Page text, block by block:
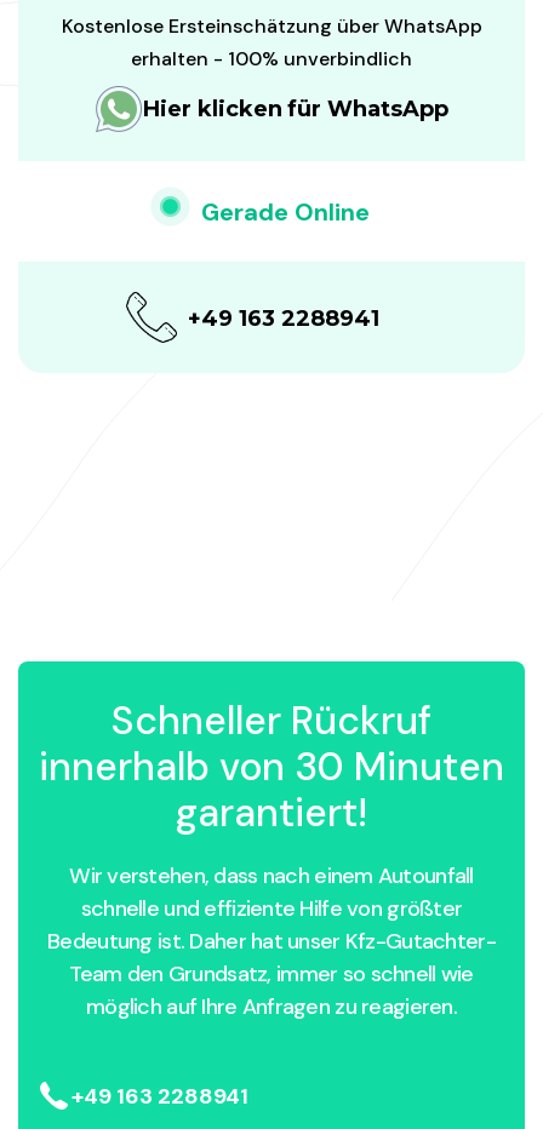
Kostenlose Ersteinschätzung über WhatsApp
erhalten - 100% unverbindlich
Hier klicken für WhatsApp
Gerade Online
+49 163 2288941
Schneller Rückruf
innerhalb von 30 Minuten
garantiert!
Wir verstehen, dass nach einem Autounfall
schnelle und effiziente Hilfe von größter
Bedeutung ist. Daher hat unser Kfz-Gutachter-
Team den Grundsatz, immer so schnell wie
möglich auf Ihre Anfragen zu reagieren.
+49 163 2288941